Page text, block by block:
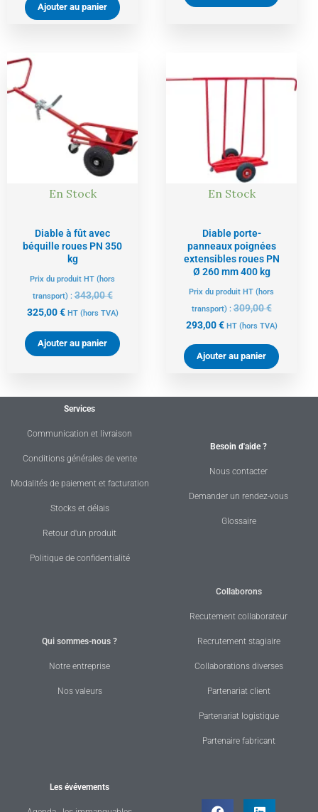
Ajouter au panier
En Stock
Diable à fût avec
béquille roues PN 350
kg
Prix du produit HT (hors
transport) :343,00€
325,00€
325,00 €.
HT (hors TVA)
Ajouter au panier
En Stock
Diable porte-
panneaux poignées
extensibles roues PN
Ø 260 mm 400 kg
Prix du produit HT (hors
transport) :309,00€
prix
initial
293,00€
prix
actuel
est :
293,00 €.
HT (hors TVA)
Ajouter au panier
Services
Communication et livraison
Conditions générales de vente
Modalités de paiement et facturation
Stocks et délais
Retour d'un produit
Politique de confidentialité
Besoin d'aide ?
Nous contacter
Demander un rendez-vous
Glossaire
Qui sommes-nous ?
Notre entreprise
Nos valeurs
Collaborons
Recutement collaborateur
Recrutement stagiaire
Collaborations diverses
Partenariat client
Partenariat logistique
Partenaire fabricant
Les évévements